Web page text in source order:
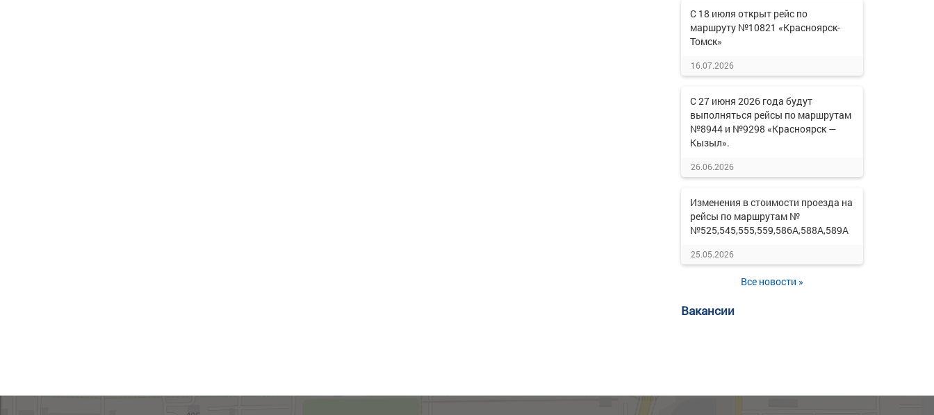
С 18 июля открыт рейс по
маршруту №10821 «Красноярск-
Томск»
16.07.2026
С 27 июня 2026 года будут
выполняться рейсы по маршрутам
№8944 и №9298 «Красноярск —
Кызыл».
26.06.2026
Изменения в стоимости проезда на
рейсы по маршрутам №
№525,545,555,559,586А,588А,589А
25.05.2026
Все новости »
Вакансии